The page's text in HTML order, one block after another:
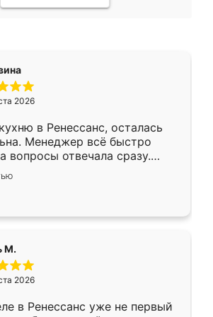
2026
в Ренессанс, осталась
Менеджер всё быстро
вопросы отвечала сразу.
в субботу, подошёл к
ответственностью. Собрали
работали аккуратно, даже
М.
2026
в Ренессанс уже не первый